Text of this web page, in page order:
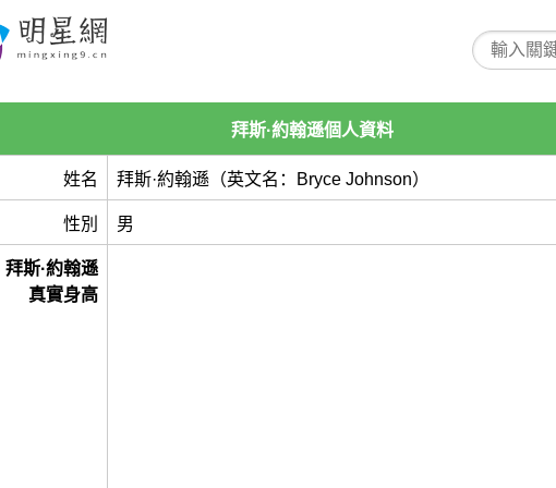
拜斯·約翰遜個人資料
姓名 拜斯·約翰遜（英文名：Bryce Johnson）
性別 男
拜斯·約翰遜
真實身高